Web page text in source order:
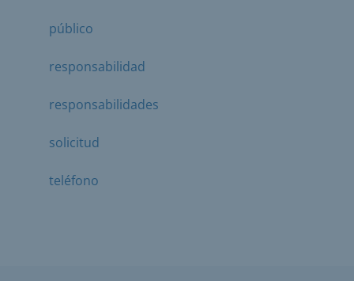
público
responsabilidad
responsabilidades
solicitud
teléfono